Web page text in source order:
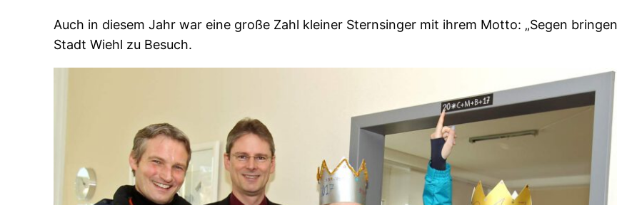
Auch in diesem Jahr war eine große Zahl kleiner Sternsinger mit ihrem Motto: „Segen
Stadt Wiehl zu Besuch.